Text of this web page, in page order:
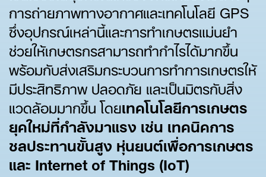
การถ่ายภาพทางอากาศและเทคโนโลยี GPS
ซึ่งอุปกรณ์เหล่านี้และการทำเกษตรแม่นยำ
ช่วยให้เกษตรกรสามารถทำกำไรได้มากขึ้น
พร้อมกับส่งเสริมกระบวนการทำการเกษตรให้
มีประสิทธิภาพ ปลอดภัย และเป็นมิตรกับสิ่ง
แวดล้อมมากขึ้น โดยเทคโนโลยีการเกษตร
ยุคใหม่ที่กำลังมาแรง เช่น เทคนิคการ
ชลประทานขั้นสูง หุ่นยนต์เพื่อการเกษตร
และ Internet of Things (IoT)